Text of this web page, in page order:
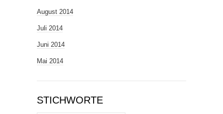
August 2014
Juli 2014
Juni 2014
Mai 2014
STICHWORTE